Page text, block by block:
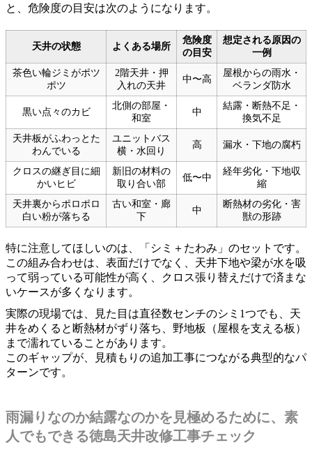
と、危険度の目安は次のようになります。
天井の状態 よくある場所
危険度
の目安
想定される原因の
一例
茶色い輪ジミがポツ
ポツ
2階天井・押
入れの天井
中〜高
屋根からの雨水・
ベランダ防水
黒い点々のカビ
北側の部屋・
和室
中
結露・断熱不足・
換気不足
天井板がふわっとた
わんでいる
ユニットバス
横・水回り
高 漏水・下地の腐朽
クロスの継ぎ目に細
かいヒビ
新旧の材料の
取り合い部
低〜中
経年劣化・下地収
縮
天井裏からポロポロ
白い粉が落ちる
古い和室・廊
下
中
断熱材の劣化・害
獣の形跡
特に注意してほしいのは、「シミ＋たわみ」のセットです。
この組み合わせは、表面だけでなく、天井下地や梁が水を吸
って弱っている可能性が高く、クロス張り替えだけで済まな
いケースが多くなります。
実際の現場では、見た目は直径数センチのシミ1つでも、天
井をめくると断熱材がずり落ち、野地板（屋根を支える板）
まで濡れていることがあります。
このギャップが、見積もりの追加工事につながる典型的なパ
ターンです。
雨漏りなのか結露なのかを見極めるために、素
人でもできる徳島天井改修工事チェック